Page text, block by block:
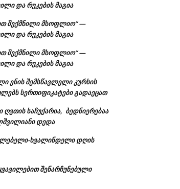
და რუკების მაგია
შექმნილი მსოფლიო“ —
და რუკების მაგია
შექმნილი მსოფლიო“ —
და რუკების მაგია
ენის შემსწავლელი კურსის
სერთიფიკატები გადაეცათ
ღვთის საჩუქარია, ბედნიერებაა
დედა
ხვალინდელი დღის
შენარჩუნებული